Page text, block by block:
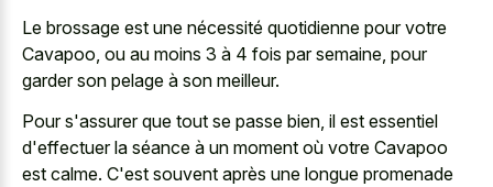
Le brossage est une nécessité quotidienne pour votre
Cavapoo, ou au moins 3 à 4 fois par semaine, pour
garder son pelage à son meilleur.
Pour s'assurer que tout se passe bien, il est essentiel
d'effectuer la séance à un moment où votre Cavapoo
est calme. C'est souvent après une longue promenade